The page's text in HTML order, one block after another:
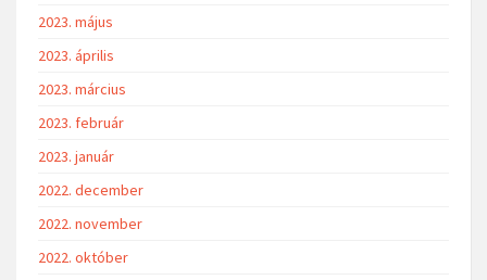
2023. május
2023. április
2023. március
2023. február
2023. január
2022. december
2022. november
2022. október